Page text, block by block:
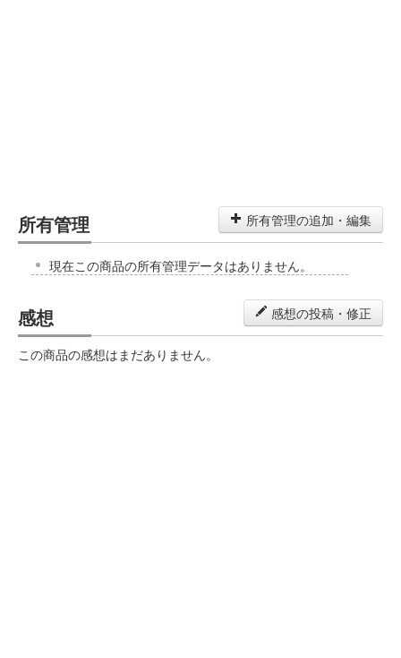
所有管理 所有管理の追加・編集
現在この商品の所有管理データはありません。
感想 感想の投稿・修正
この商品の感想はまだありません。